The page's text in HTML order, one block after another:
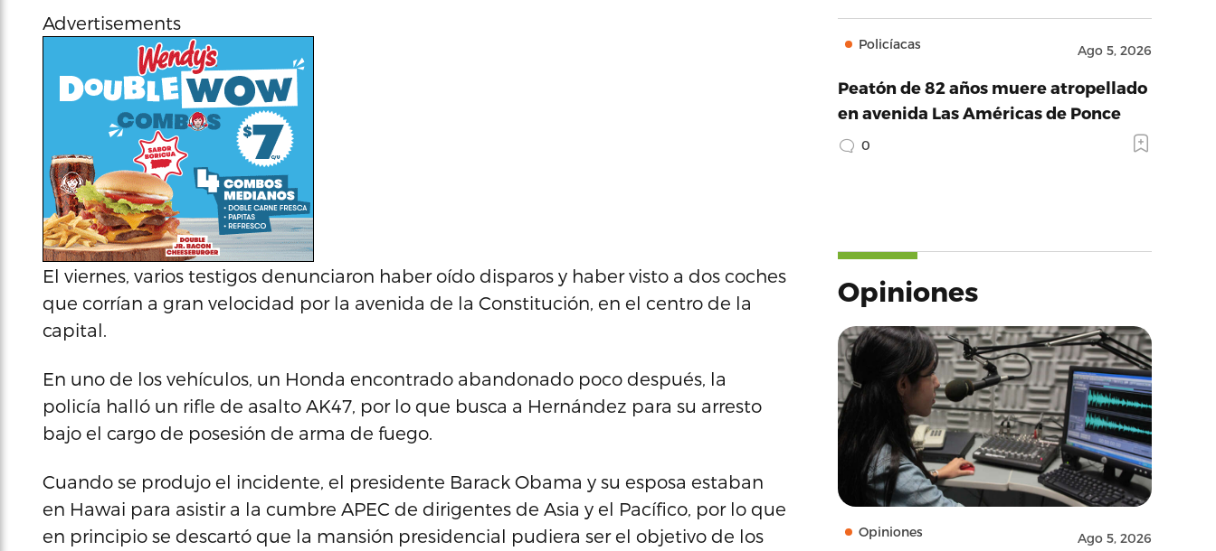
Advertisements
El viernes, varios testigos denunciaron haber oído disparos y haber visto a dos coches
que corrían a gran velocidad por la avenida de la Constitución, en el centro de la
capital.
En uno de los vehículos, un Honda encontrado abandonado poco después, la
policía halló un rifle de asalto AK47, por lo que busca a Hernández para su arresto
bajo el cargo de posesión de arma de fuego.
Cuando se produjo el incidente, el presidente Barack Obama y su esposa estaban
en Hawai para asistir a la cumbre APEC de dirigentes de Asia y el Pacífico, por lo que
en principio se descartó que la mansión presidencial pudiera ser el objetivo de los
Policíacas Ago 5, 2026
Peatón de 82 años muere atropellado
en avenida Las Américas de Ponce
0
Opiniones
Opiniones Ago 5, 2026